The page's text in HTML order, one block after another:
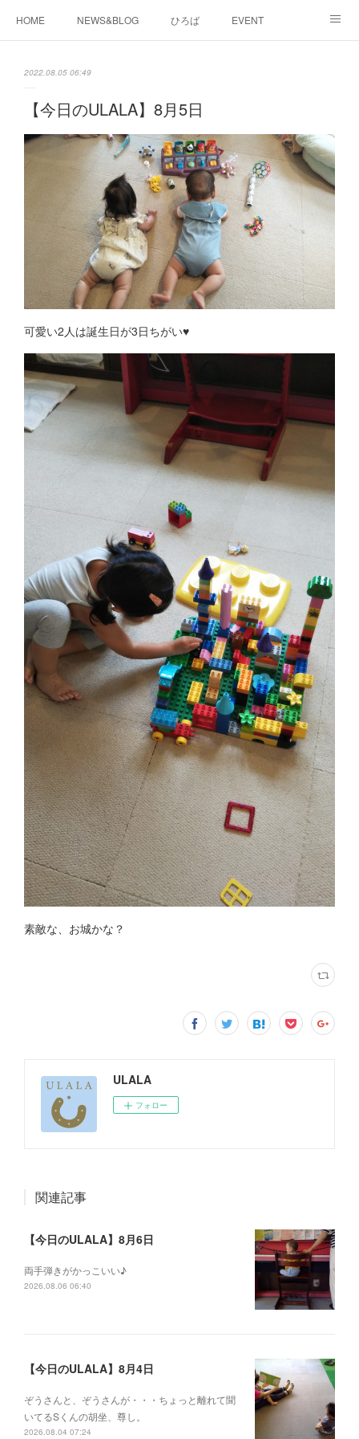
HOME NEWS&BLOG ひろば EVENT
2022.08.05 06:49
【今日のULALA】8月5日
可愛い2人は誕生日が3日ちがい♥️
素敵な、お城かな？
ULALA
フォロー
関連記事
【今日のULALA】8月6日
両手弾きがかっこいい♪
2026.08.06 06:40
【今日のULALA】8月4日
ぞうさんと、ぞうさんが・・・ちょっと離れて聞
いてるSくんの胡坐、尊し。
2026.08.04 07:24